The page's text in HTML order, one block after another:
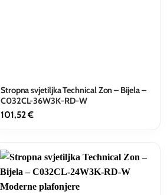
Stropna svjetiljka Technical Zon – Bijela –
C032CL-36W3K-RD-W
101,52€